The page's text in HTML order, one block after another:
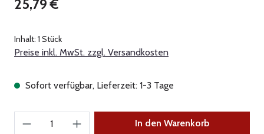
25,79 €
Inhalt: 1 Stück
Preise inkl. MwSt. zzgl. Versandkosten
Sofort verfügbar, Lieferzeit: 1-3 Tage
Produkt Anzahl: Gib den gewünschten Wert
In den Warenkorb